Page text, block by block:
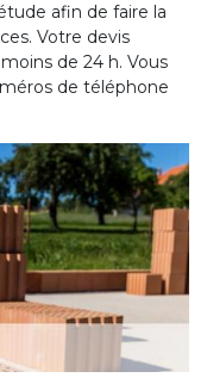
afin de faire la
Votre devis
de 24 h. Vous
de téléphone